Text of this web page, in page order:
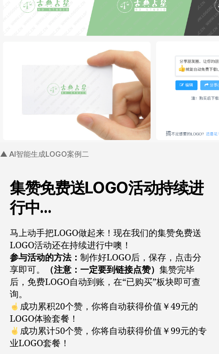
▲ AI智能生成LOGO案例二
集赞免费送LOGO活动持续进
行中…
马上动手把LOGO做起来！现在我们的集赞免费送
LOGO活动还在持续进行中噢！
参与活动的方法： 制作好LOGO后，保存，点击分
享即可。
（注意：一定要到链接点赞） 集赞完毕
后，免费LOGO自动到账，在“已购买”板块即可查
询。
成功累积20个赞，你将自动获得价值￥49元的
LOGO体验套餐！
成功累计50个赞，你将自动获得价值￥99元的专
业LOGO套餐！